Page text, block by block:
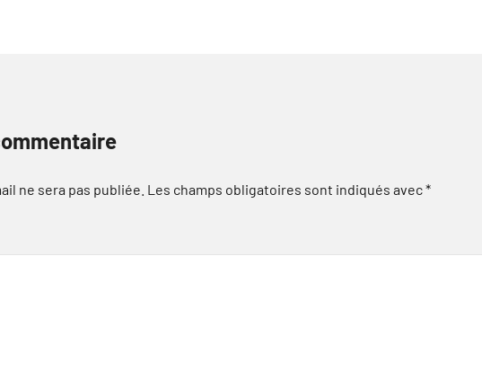
ne sera pas publiée. Les champs obligatoires sont indiqués avec*